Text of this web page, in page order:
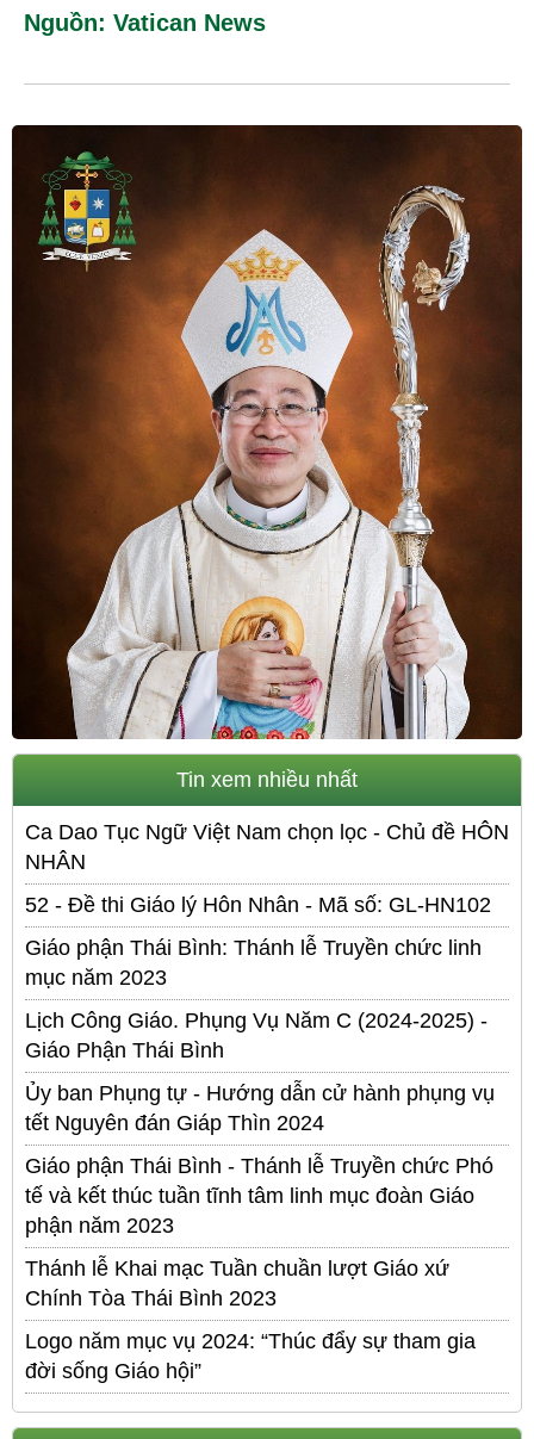
Nguồn: Vatican News
Tin xem nhiều nhất
Ca Dao Tục Ngữ Việt Nam chọn lọc - Chủ đề HÔN
NHÂN
52 - Đề thi Giáo lý Hôn Nhân - Mã số: GL-HN102
Giáo phận Thái Bình: Thánh lễ Truyền chức linh
mục năm 2023
Lịch Công Giáo. Phụng Vụ Năm C (2024-2025) -
Giáo Phận Thái Bình
Ủy ban Phụng tự - Hướng dẫn cử hành phụng vụ
tết Nguyên đán Giáp Thìn 2024
Giáo phận Thái Bình - Thánh lễ Truyền chức Phó
tế và kết thúc tuần tĩnh tâm linh mục đoàn Giáo
phận năm 2023
Thánh lễ Khai mạc Tuần chuần lượt Giáo xứ
Chính Tòa Thái Bình 2023
Logo năm mục vụ 2024: “Thúc đẩy sự tham gia
đời sống Giáo hội”